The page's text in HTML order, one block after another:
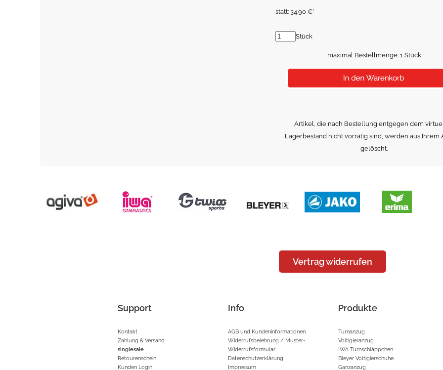
statt: 34.90 €*
Stück
maximal Bestellmenge: 1 Stück
Artikel, die nach Bestellung entgegen dem
Lagerbestand nicht vorrätig sind, werden aus Ihrem
gelöscht.
Vertrag widerrufen
Support
Kontakt
Zahlung & Versand
singlesale
Retourenschein
Kunden Login
Info
AGB und Kundeninformationen
Widerrufsbelehrung / Muster-
Widerrufsformular
Datenschutzerklärung
Impressum
Produkte
Turnanzug
Voltigieranzug
IWA Turnschläppchen
Bleyer Voltigierschuhe
Ganzanzug